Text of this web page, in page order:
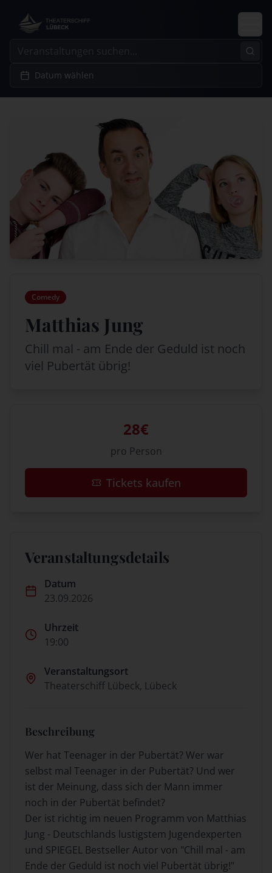
Datum wählen
Comedy
Matthias Jung
Chill mal - am Ende der Geduld ist noch
viel Pubertät übrig!
28€
pro Person
Tickets kaufen
Veranstaltungsdetails
Datum
23.09.2026
Uhrzeit
19:00
Veranstaltungsort
Theaterschiff Lübeck, Lübeck
Beschreibung
Wer hat Teenager in der Pubertät? Wer war
selbst mal Teenager in der Pubertät? Und wer
ist der Meinung, dass sich der Mann immer
noch in der Pubertät befindet?
Der ist richtig im neuen Programm von Matthias
Jung - Deutschlands lustigstem Jugendexperten
und SPIEGEL Bestseller Autor von "Chill mal - am
Ende der Geduld ist noch viel Pubertät übrig!"